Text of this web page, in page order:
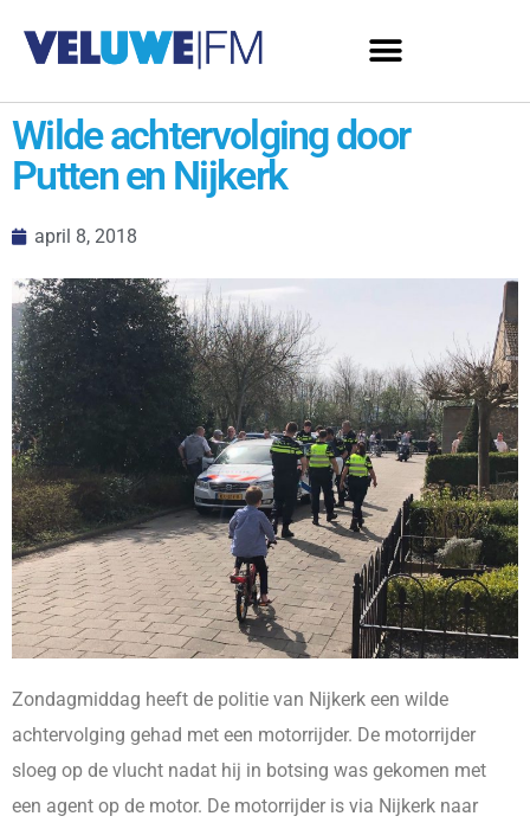
Wilde achtervolging door
Putten en Nijkerk
april 8, 2018
Zondagmiddag heeft de politie van Nijkerk een wilde
achtervolging gehad met een motorrijder. De motorrijder
sloeg op de vlucht nadat hij in botsing was gekomen met
een agent op de motor. De motorrijder is via Nijkerk naar